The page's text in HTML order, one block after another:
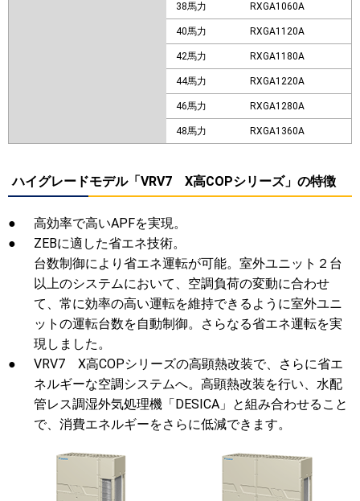
38馬力 RXGA1060A
40馬力 RXGA1120A
42馬力 RXGA1180A
44馬力 RXGA1220A
46馬力 RXGA1280A
48馬力 RXGA1360A
ハイグレードモデル「VRV7 X高COPシリーズ」の特徴
●
高効率で高いAPFを実現。
●
ZEBに適した省エネ技術。
台数制御により省エネ運転が可能。室外ユニット２台
以上のシステムにおいて、空調負荷の変動に合わせ
て、常に効率の高い運転を維持できるように室外ユニ
ットの運転台数を自動制御。さらなる省エネ運転を実
現しました。
●
VRV7 X高COPシリーズの高顕熱改装で、さらに省エ
ネルギーな空調システムへ。高顕熱改装を行い、水配
管レス調湿外気処理機「DESICA」と組み合わせること
で、消費エネルギーをさらに低減できます。